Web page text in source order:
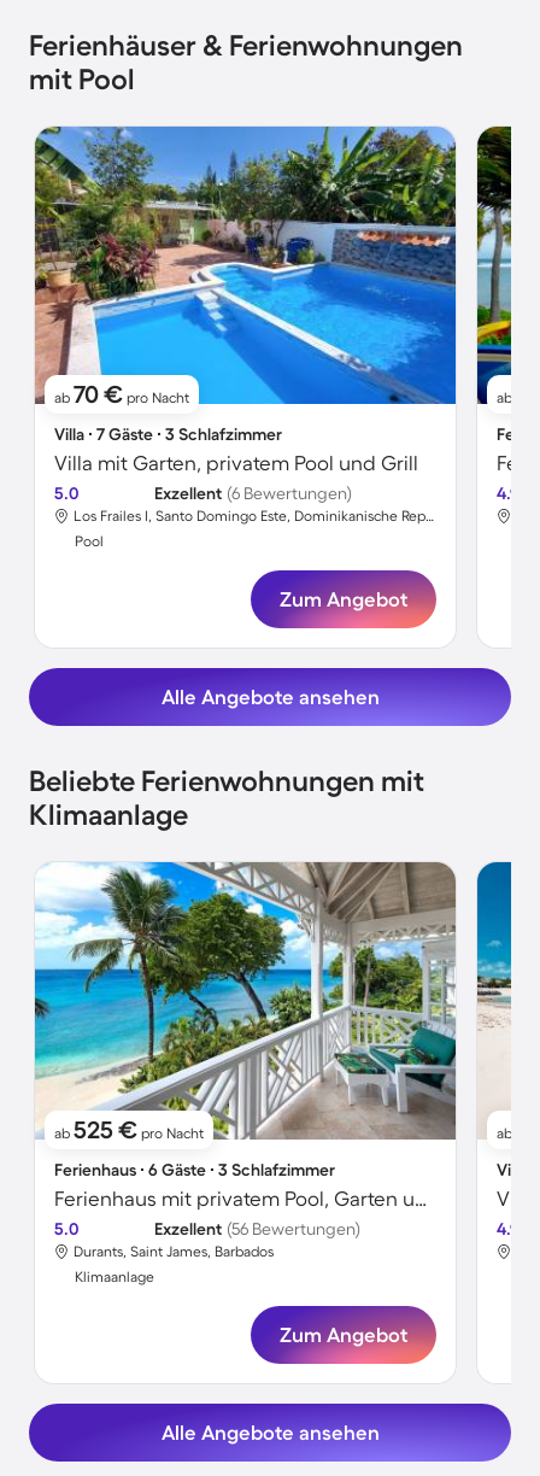
Ferienhäuser & Ferienwohnungen
mit Pool
ab 70 € pro Nacht
Villa ∙ 7 Gäste ∙ 3 Schlafzimmer
Villa mit Garten, privatem Pool und Grill
5.0 Exzellent (6 Bewertungen)
Los Frailes I, Santo Domingo Este, Dominikanische Republik
Pool
Zum Angebot
ab
4.9
Alle Angebote ansehen
Beliebte Ferienwohnungen mit
Klimaanlage
ab 525 € pro Nacht
Ferienhaus ∙ 6 Gäste ∙ 3 Schlafzimmer
Ferienhaus mit privatem Pool, Garten und Terrasse
5.0 Exzellent (56 Bewertungen)
Durants, Saint James, Barbados
Klimaanlage
Zum Angebot
ab
Villa
4.9
Alle Angebote ansehen